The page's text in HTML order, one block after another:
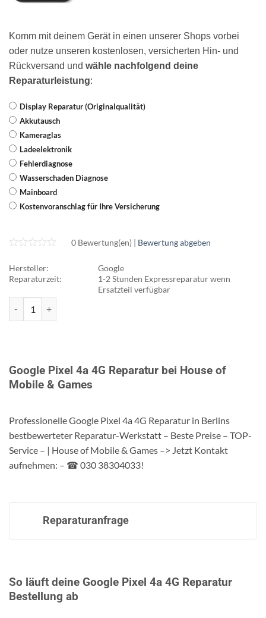
Komm mit deinem Gerät in einen unserer Shops vorbei
oder nutze unseren kostenlosen, versicherten Hin- und
Rückversand und wähle nachfolgend deine
Reparaturleistung:
Display Reparatur (Originalqualität)
Akkutausch
Kameraglas
Ladeelektronik
Fehlerdiagnose
Wasserschaden Diagnose
Mainboard
Kostenvoranschlag für Ihre Versicherung
0 Bewertung(en) | Bewertung abgeben
Hersteller:
Google
Reparaturzeit:
1-2 Stunden Expressreparatur wenn
Ersatzteil verfügbar
Google Pixel 4a 4G Reparatur bei House of
Mobile & Games
Professionelle Google Pixel 4a 4G Reparatur in Berlins
bestbewerteter Reparatur-Werkstatt – Beste Preise – TOP-
Service – | House of Mobile & Games –> Jetzt Kontakt
aufnehmen: – ☎ 030 38304033!
Reparaturanfrage
So läuft deine Google Pixel 4a 4G Reparatur
Bestellung ab